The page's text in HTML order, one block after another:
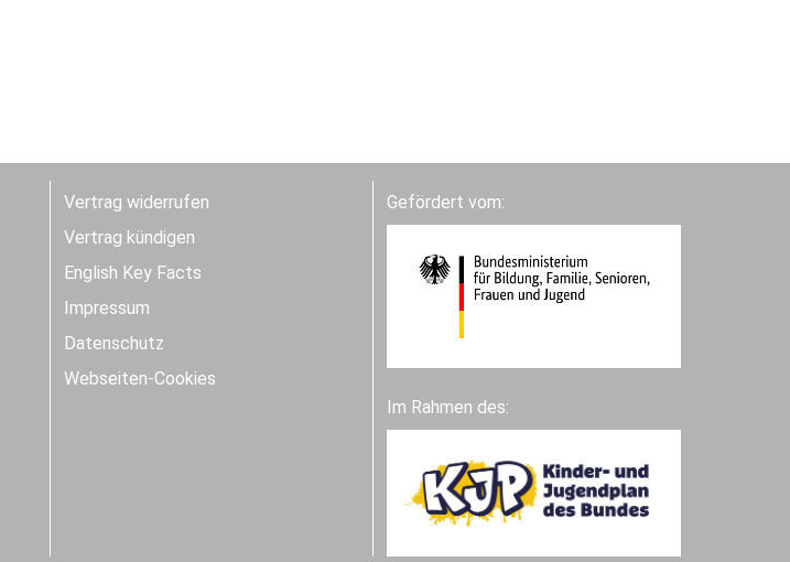
Vertrag widerrufen
Vertrag kündigen
English Key Facts
Impressum
Datenschutz
Webseiten-Cookies
Gefördert vom:
Im Rahmen des: